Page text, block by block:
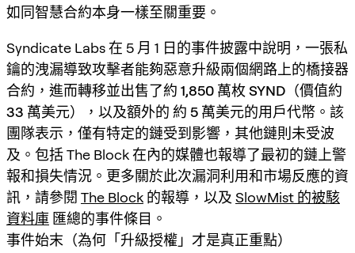
如同智慧合約本身一樣至關重要。
Syndicate Labs 在 5 月 1 日的事件披露中說明，一張私
鑰的洩漏導致攻擊者能夠惡意升級兩個網路上的橋接器
合約，進而轉移並出售了約 1,850 萬枚 SYND（價值約
33 萬美元）
，以及額外的 約 5 萬美元的用戶代幣 。該
團隊表示，僅有特定的鏈受到影響，其他鏈則未受波
及。包括 The Block 在內的媒體也報導了最初的鏈上警
報和損失情況。更多關於此次漏洞利用和市場反應的資
訊，請參閱 The Block 的報導，以及 SlowMist 的被駭
資料庫 匯總的事件條目。
事件始末（為何「升級授權」才是真正重點）